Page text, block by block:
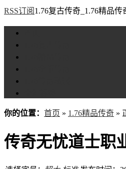
RSS订阅 1.76复古传奇_1.76精品传
你的位置： 首页 » 1.76精品传奇 »
传奇无忧道士职